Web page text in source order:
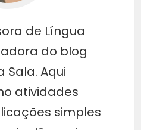
de Língua
do blog
Sala. Aqui
atividades
simples